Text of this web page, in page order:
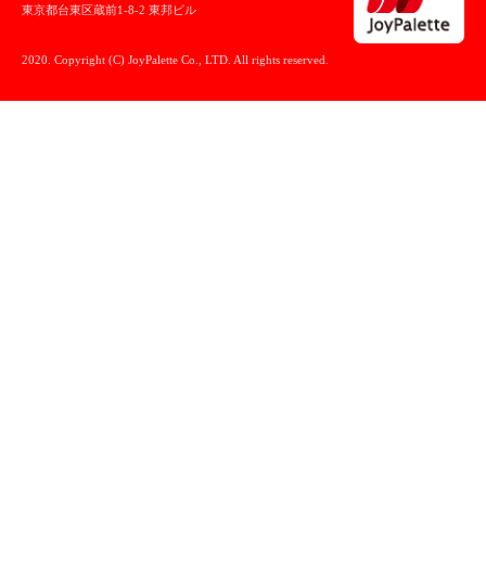
東京都台東区蔵前1-8-2 東邦ビル
2020. Copyright (C) JoyPalette Co., LTD. All rights reserved.